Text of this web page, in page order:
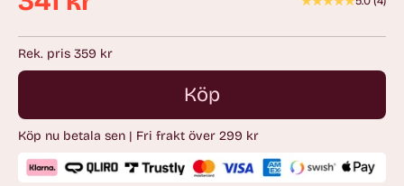
Ordinarie
pris
Rek. pris 359 kr
Köp
Köp nu betala sen | Fri frakt över 299 kr